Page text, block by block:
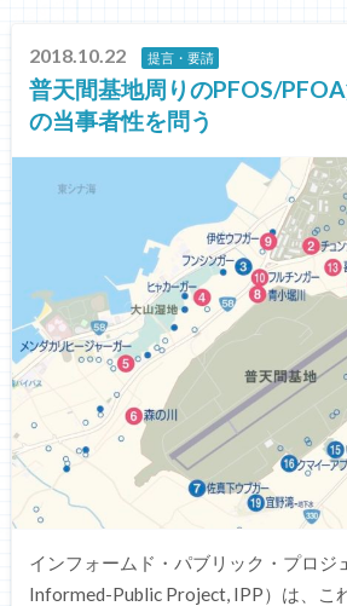
2018.10.22 提言・要請
普天間基地周りのPFOS/
の当事者性を問う
インフォームド・パブリック・プロジ
Informed-Public Project, IPP）は、こ